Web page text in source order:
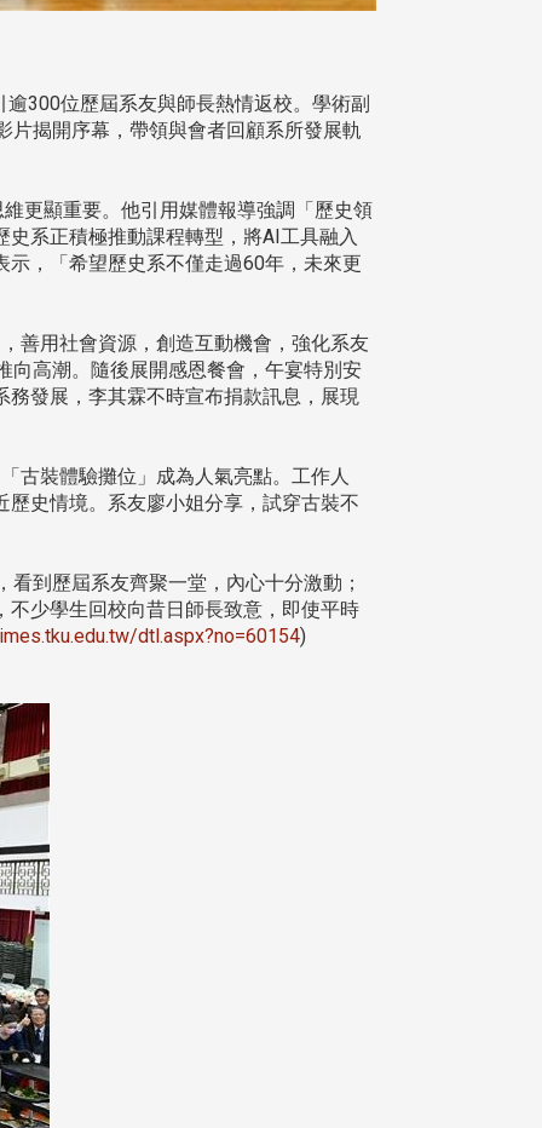
300位歷屆系友與師長熱情返校。學術副
揭開序幕，帶領與會者回顧系所發展軌
更顯重要。他引用媒體報導強調「歷史領
系正積極推動課程轉型，將AI工具融入
，「希望歷史系不僅走過60年，未來更
善用社會資源，創造互動機會，強化系友
向高潮。隨後展開感恩餐會，午宴特別安
發展，李其霖不時宣布捐款訊息，展現
古裝體驗攤位」成為人氣亮點。工作人
史情境。系友廖小姐分享，試穿古裝不
到歷屆系友齊聚一堂，內心十分激動；
少學生回校向昔日師長致意，即使平時
dtl.aspx?no=60154)